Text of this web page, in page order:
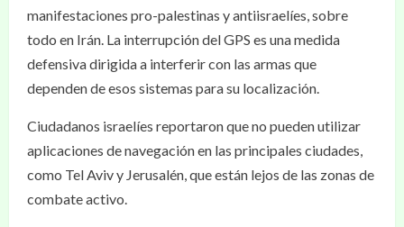
manifestaciones pro-palestinas y antiisraelíes, sobre
todo en Irán. La interrupción del GPS es una medida
defensiva dirigida a interferir con las armas que
dependen de esos sistemas para su localización.
Ciudadanos israelíes reportaron que no pueden utilizar
aplicaciones de navegación en las principales ciudades,
como Tel Aviv y Jerusalén, que están lejos de las zonas de
combate activo.